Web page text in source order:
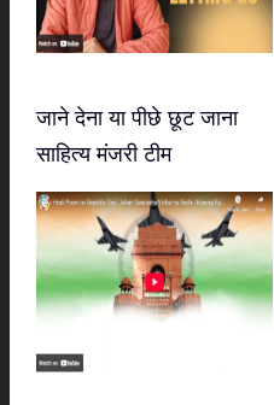
जाने देना या पीछे छूट जाना
साहित्य मंजरी टीम